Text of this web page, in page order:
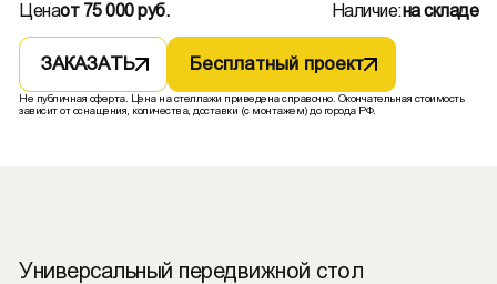
Ценаот 75 000 руб. Наличие:на складе
ЗАКАЗАТЬ Бесплатный проект
Не публичная оферта. Цена на стеллажи приведена справочно. Окончательная стоимость
зависит от оснащения, количества, доставки (с монтажем) до города РФ.
Универсальный передвижной стол